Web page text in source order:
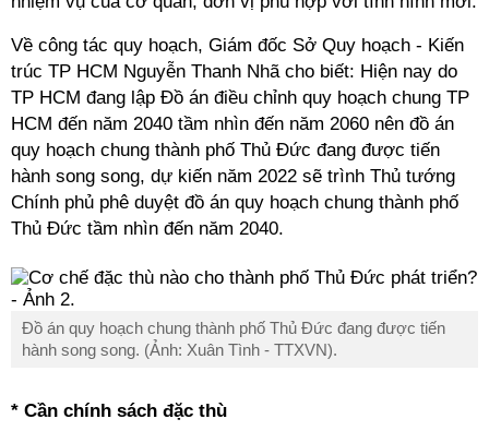
Về công tác quy hoạch, Giám đốc Sở Quy hoạch - Kiến
trúc TP HCM Nguyễn Thanh Nhã cho biết: Hiện nay do
TP HCM đang lập Đồ án điều chỉnh quy hoạch chung TP
HCM đến năm 2040 tầm nhìn đến năm 2060 nên đồ án
quy hoạch chung thành phố Thủ Đức đang được tiến
hành song song, dự kiến năm 2022 sẽ trình Thủ tướng
Chính phủ phê duyệt đồ án quy hoạch chung thành phố
Thủ Đức tầm nhìn đến năm 2040.
Đồ án quy hoạch chung thành phố Thủ Đức đang được tiến
hành song song. (Ảnh: Xuân Tình - TTXVN).
* Cần chính sách đặc thù